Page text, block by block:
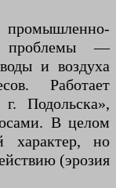
проблемы —
и воздуха
Работает
Подольска»,
В целом
характер, но
(эрозия